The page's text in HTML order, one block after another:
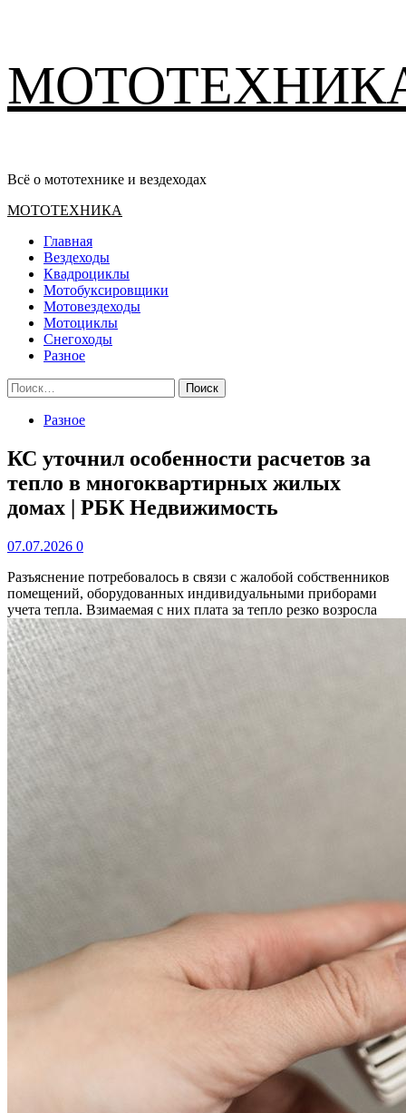
содержимому
Всё о мототехнике и вездеходах
Основное
МОТОТЕХНИКА
Главная
Вездеходы
Квадроциклы
Мотобуксировщики
Мотовездеходы
Мотоциклы
Снегоходы
Разное
Найти:
Разное
КС уточнил особенности расчетов за
тепло в многоквартирных жилых
домах | РБК Недвижимость
07.07.2026 0
Разъяснение потребовалось в связи с жалобой собственников
помещений, оборудованных индивидуальными приборами
учета тепла. Взимаемая с них плата за тепло резко возросла